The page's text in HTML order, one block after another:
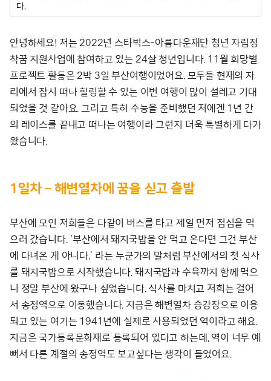
다.
안녕하세요! 저는 2022년 스타벅스-아름다운재단 청년 자립정
착꿈 지원사업에 참여하고 있는 24살 청년입니다. 11월 희망별
프로젝트 활동은 2박 3일 부산여행이었어요. 모두들 현재의 자
리에서 잠시 떠나 힐링할 수 있는 이번 여행이 많이 설레고 기대
되었을 것 같아요. 그리고 특히 수능을 준비했던 저에겐 1년 간
의 레이스를 끝내고 떠나는 여행이라 그런지 더욱 특별하게 다가
왔습니다.
1일차 – 해변열차에 꿈을 싣고 출발
부산에 모인 저희들은 다같이 버스를 타고 제일 먼저 점심을 먹
으러 갔습니다. ‘부산에서 돼지국밥을 안 먹고 온다면 그건 부산
에 다녀온 게 아니다.’ 라는 누군가의 말처럼 부산에서의 첫 식사
를 돼지국밥으로 시작했습니다. 돼지국밥과 수육까지 함께 먹으
니 정말 부산에 왔구나 싶었습니다. 식사를 마치고 저희는 걸어
서 송정역으로 이동했습니다. 지금은 해변열차 승강장으로 이용
되고 있는 여기는 1941년에 실제로 사용되었던 역이라고 해요.
지금은 국가등록문화재로 등록되어 있다고 하는데, 역이 너무 예
뻐서 다른 계절의 송정역도 보고싶다는 생각이 들었어요.